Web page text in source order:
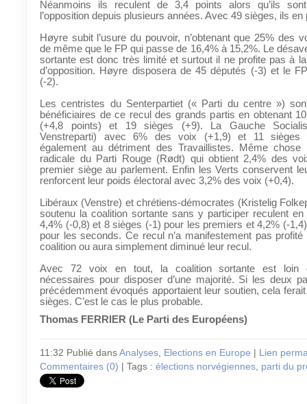
Néanmoins ils reculent de 3,4 points alors qu’ils
l’opposition depuis plusieurs années. Avec 49 sièges, ils en
Høyre subit l’usure du pouvoir, n’obtenant que 25% des
de même que le FP qui passe de 16,4% à 15,2%. Le
sortante est donc très limité et surtout il ne profite pas à
d’opposition. Høyre disposera de 45 députés (-3) et le
(-2).
Les centristes du Senterpartiet (« Parti du centre »)
bénéficiaires de ce recul des grands partis en obtenant
(+4,8 points) et 19 sièges (+9). La Gauche
Venstreparti) avec 6% des voix (+1,9) et 11 sièges
également au détriment des Travaillistes. Même chose
radicale du Parti Rouge (Rødt) qui obtient 2,4% des
premier siège au parlement. Enfin les Verts conservent
renforcent leur poids électoral avec 3,2% des voix (+0,4).
Libéraux (Venstre) et chrétiens-démocrates (Kristelig
soutenu la coalition sortante sans y participer reculent
4,4% (-0,8) et 8 sièges (-1) pour les premiers et 4,2% (-
pour les seconds. Ce recul n’a manifestement pas
coalition ou aura simplement diminué leur recul.
Avec 72 voix en tout, la coalition sortante est loin
nécessaires pour disposer d’une majorité. Si les deux
précédemment évoqués apportaient leur soutien, cela
sièges. C’est le cas le plus probable.
Thomas FERRIER (Le Parti des Européens)
11:32 Publié dans Analyses, Elections en Europe
Lien
Commentaires (0) | Tags : élections norvégiennes, parti du